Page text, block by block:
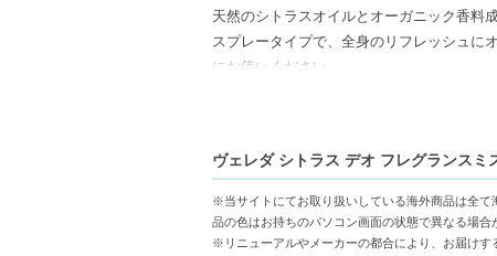
天然のシトラスオイルとオーガニック香料
スプレータイプで、全身のリフレッシュに
にお使いください。
※海外調達品の為、複数のパッケージが混
【ギフト好適品】
【商品の特徴】
天然成分使用-天然のシトラスオイルを配
ヴェレダ シトラス デオ フレグランス
※当サイトにてお取り扱いしている海外商品は全
品の色はお持ちのパソコン画面の状態で異なる場合
※リニューアルやメーカーの都合により、お届けす